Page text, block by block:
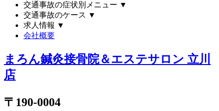
交通事故の症状別メニュー ▼
交通事故のケース ▼
求人情報 ▼
会社概要
まろん鍼灸接骨院＆エステサロン 立川
店
〒190-0004